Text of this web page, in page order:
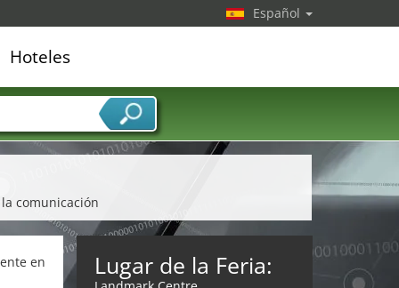
comunicación
en
Lugar de la Feria:
Español
Hoteles
de servicios